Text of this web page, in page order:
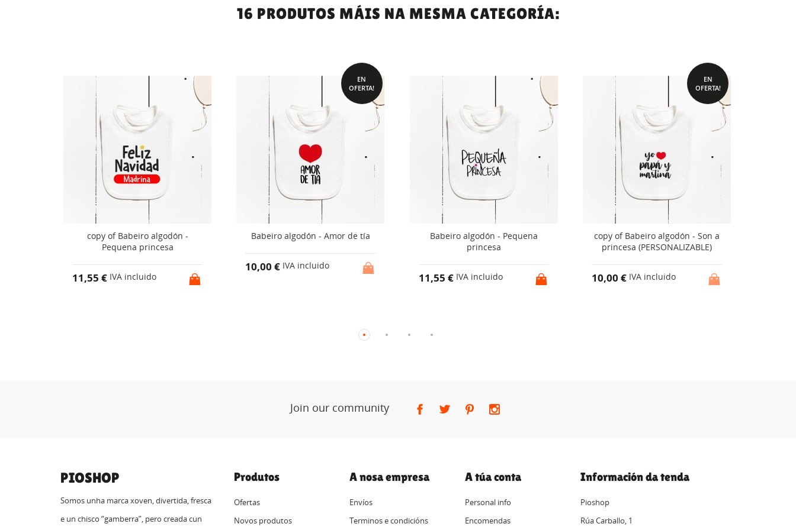
16 PRODUTOS MÁIS NA MESMA CATEGORÍA:
copy of Babeiro algodón -
Pequena princesa
11,55 €IVA incluido
EN
OFERTA!
Babeiro algodón - Amor de tía
10,00 € IVA incluido
Babeiro algodón - Pequena
princesa
11,55 €IVA incluido
EN
OFERTA!
copy of Babeiro algodón - Son a
princesa (PERSONALIZABLE)
10,00 €IVA incluido
Join our community
PIOSHOP
Somos unha marca xoven, divertida, fresca
e un chisco “gamberra”, pero creada cun
Produtos
Ofertas
Novos produtos
A nosa empresa
Envíos
Terminos e condicións
A túa conta
Personal info
Encomendas
Información da tenda
Pioshop
Rúa Carballo, 1